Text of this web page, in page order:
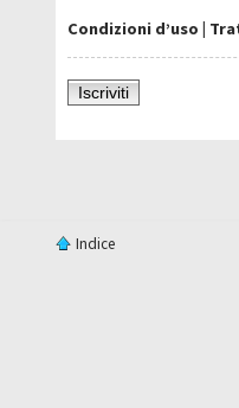
Condizioni d’uso |
Iscriviti
Indice